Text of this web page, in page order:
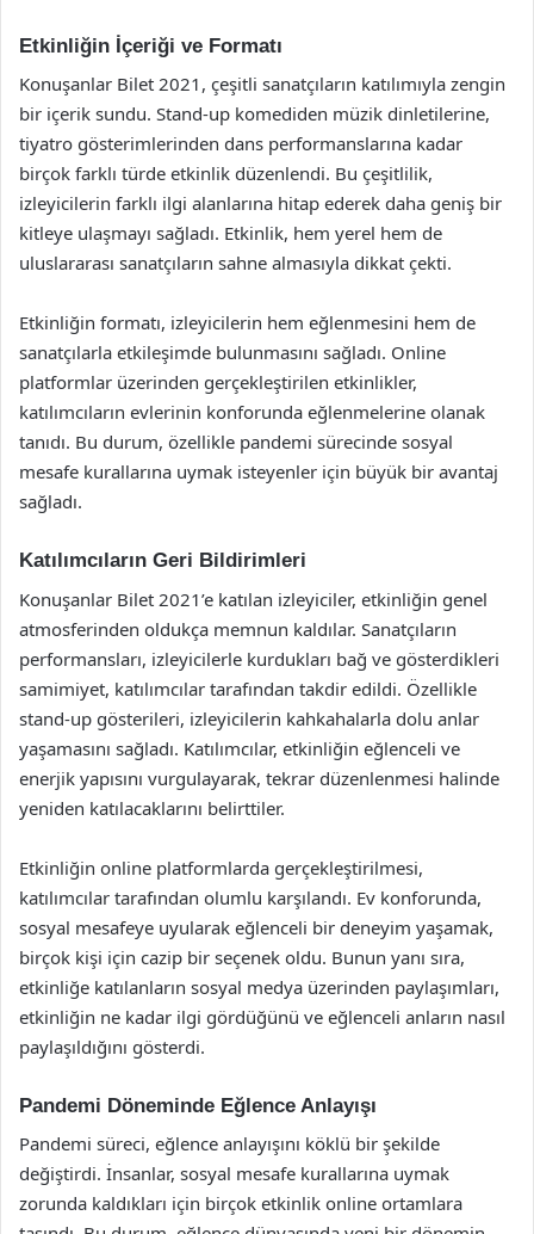
Etkinliğin İçeriği ve Formatı
Konuşanlar Bilet 2021, çeşitli sanatçıların katılımıyla zengin
bir içerik sundu. Stand-up komediden müzik dinletilerine,
tiyatro gösterimlerinden dans performanslarına kadar
birçok farklı türde etkinlik düzenlendi. Bu çeşitlilik,
izleyicilerin farklı ilgi alanlarına hitap ederek daha geniş bir
kitleye ulaşmayı sağladı. Etkinlik, hem yerel hem de
uluslararası sanatçıların sahne almasıyla dikkat çekti.
Etkinliğin formatı, izleyicilerin hem eğlenmesini hem de
sanatçılarla etkileşimde bulunmasını sağladı. Online
platformlar üzerinden gerçekleştirilen etkinlikler,
katılımcıların evlerinin konforunda eğlenmelerine olanak
tanıdı. Bu durum, özellikle pandemi sürecinde sosyal
mesafe kurallarına uymak isteyenler için büyük bir avantaj
sağladı.
Katılımcıların Geri Bildirimleri
Konuşanlar Bilet 2021’e katılan izleyiciler, etkinliğin genel
atmosferinden oldukça memnun kaldılar. Sanatçıların
performansları, izleyicilerle kurdukları bağ ve gösterdikleri
samimiyet, katılımcılar tarafından takdir edildi. Özellikle
stand-up gösterileri, izleyicilerin kahkahalarla dolu anlar
yaşamasını sağladı. Katılımcılar, etkinliğin eğlenceli ve
enerjik yapısını vurgulayarak, tekrar düzenlenmesi halinde
yeniden katılacaklarını belirttiler.
Etkinliğin online platformlarda gerçekleştirilmesi,
katılımcılar tarafından olumlu karşılandı. Ev konforunda,
sosyal mesafeye uyularak eğlenceli bir deneyim yaşamak,
birçok kişi için cazip bir seçenek oldu. Bunun yanı sıra,
etkinliğe katılanların sosyal medya üzerinden paylaşımları,
etkinliğin ne kadar ilgi gördüğünü ve eğlenceli anların nasıl
paylaşıldığını gösterdi.
Pandemi Döneminde Eğlence Anlayışı
Pandemi süreci, eğlence anlayışını köklü bir şekilde
değiştirdi. İnsanlar, sosyal mesafe kurallarına uymak
zorunda kaldıkları için birçok etkinlik online ortamlara